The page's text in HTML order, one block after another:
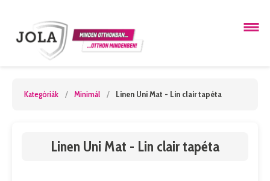
Kategóriák / Minimál / Linen Uni Mat - Lin clair tapéta
Linen Uni Mat - Lin clair tapéta